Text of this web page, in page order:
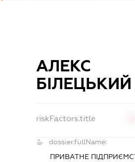
АЛЕКС
БІЛЕЦЬКИЙ
riskFactors.title
dossier.fullName:
ПРИВАТНЕ